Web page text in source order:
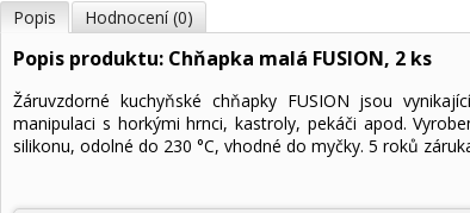
Popis Hodnocení (0)
Popis produktu: Chňapka malá FUSION, 2 ks
Žáruvzdorné kuchyňské chňapky FUSION jsou
manipulaci s horkými hrnci, kastroly, pekáči apod.
silikonu, odolné do 230 °C, vhodné do myčky. 5 roků